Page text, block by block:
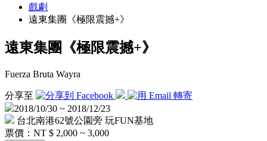
戲劇
遠東集團《極限震撼+》
遠東集團《極限震撼+》
Fuerza Bruta Wayra
分享至
2018/10/30 ~ 2018/12/23
台北南港62號公園旁 玩FUN基地
票價： NT $ 2,000 ~ 3,000